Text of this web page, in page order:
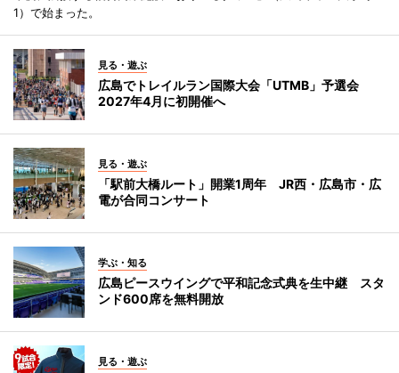
1）で始まった。
見る・遊ぶ
広島でトレイルラン国際大会「UTMB」予選会
2027年4月に初開催へ
見る・遊ぶ
「駅前大橋ルート」開業1周年 JR西・広島市・広
電が合同コンサート
学ぶ・知る
広島ピースウイングで平和記念式典を生中継 スタ
ンド600席を無料開放
見る・遊ぶ